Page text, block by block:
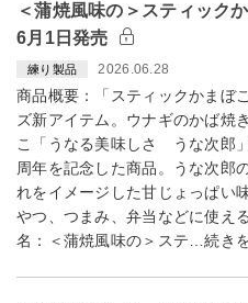
＜蒲焼風味の＞スティック
6月1日発売
練り製品 2026.06.28
商品概要：「スティックかまぼ
ズ新アイテム。ウナギのかば焼
こ「うなる美味しさ うな次郎
周年を記念した商品。うな次郎
れをイメージした甘じょっぱい
やつ、つまみ、弁当などに使え
名：＜蒲焼風味の＞ステ…続き